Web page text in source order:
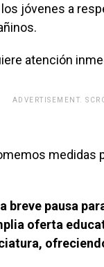
jóvenes a
atención
ADVERTISEMENT.
medidas
breve pausa
oferta